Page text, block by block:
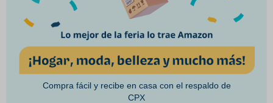
Compra fácil y recibe en casa con el respaldo de
CPX